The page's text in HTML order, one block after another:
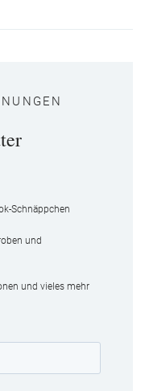
Schnäppchen
und
und vieles mehr